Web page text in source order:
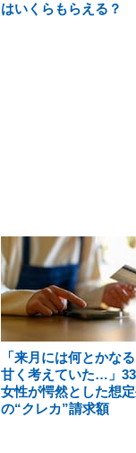
はいくらもらえる？
「来月には何とかな
甘く考えていた…」
女性が愕然とした想
の“クレカ”請求額